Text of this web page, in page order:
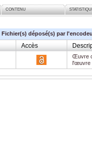
CONTENU
Fichier(s) déposé(s) par
Accès
Œuvre
l'œuvre